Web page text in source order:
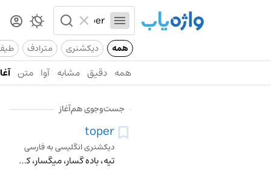
همه دیکشنری مترادف
همه دقیق مشابه آوا متن
جست‌وجوی هم‌آغاز
toper
دیکشنری انگلیسی به فارسی
تپه، باده گسار، میگسار، کوسه ماهی اروپایی